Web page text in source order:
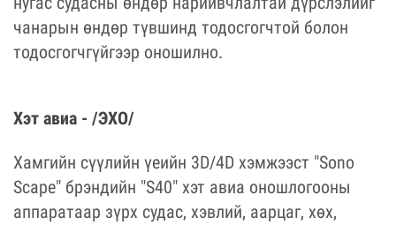
чанарын өндөр түвшинд тодосгогчтой болон
тодосгогчгүйгээр оношилно.
Хэт авиа - /ЭХО/
Хамгийн сүүлийн үеийн 3D/4D хэмжээст "Sono
Scape" брэндийн "S40" хэт авиа оношлогооны
аппаратаар зүрх судас, хэвлий, аарцаг, хөх,